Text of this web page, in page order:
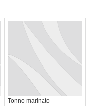
Tonno marinato